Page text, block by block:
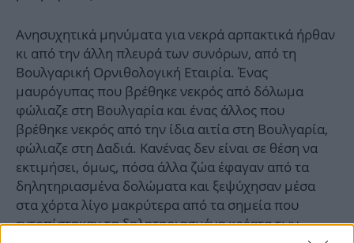
Ανησυχητικά μηνύματα για νεκρά αρπακτικά ήρθαν
κι από την άλλη πλευρά των συνόρων, από τη
Βουλγαρική Ορνιθολογική Εταιρία. Ένας
μαυρόγυπας που βρέθηκε νεκρός από δόλωμα
φώλιαζε στη Βουλγαρία και ένας άλλος που
βρέθηκε νεκρός από την ίδια αιτία στη Βουλγαρία,
φώλιαζε στη Δαδιά. Κανένας δεν είναι σε θέση να
εκτιμήσει, όμως, πόσα άλλα ζώα έφαγαν από τα
δηλητηριασμένα δολώματα και ξεψύχησαν μέσα
στα χόρτα λίγο μακρύτερα από τα σημεία που
εντοπίστηκαν τα δηλητηριασμένα κρέατα των